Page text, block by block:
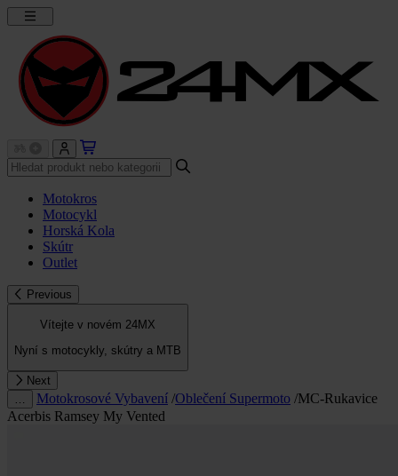
Motokros
Motocykl
Horská Kola
Skútr
Outlet
Previous
Vítejte v novém 24MX
Nyní s motocykly, skútry a MTB
Next
Motokrosové Vybavení /Oblečení Supermoto /MC-Rukavice
Acerbis Ramsey My Vented